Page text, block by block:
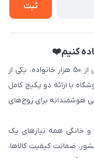
ثبت
کنیم❤️
با سال‌ها سابقه و اعتماد بیش از ۵۰ هزار خانواده، یکی از
با ارائه دو پکیج کامل
هوشمندانه برای زوج‌های
و خانگی همه نیازهای یک
ضمانت کیفیت کالاها،